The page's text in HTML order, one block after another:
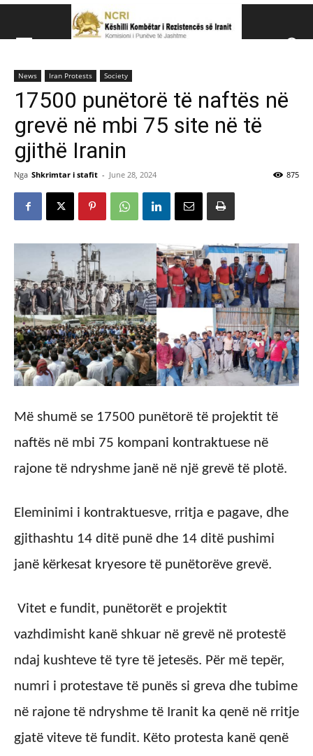
Këshillit Kombëtar të Rezistencës së Iranit (NCRI)
News Iran Protests Society
17500 punëtorë të naftës në
grevë në mbi 75 site në të
gjithë Iranin
Nga Shkrimtar i stafit - June 28, 2024 875
Më shumë se 17500 punëtorë të projektit të
naftës në mbi 75 kompani kontraktuese në
rajone të ndryshme janë në një grevë të plotë.
Eleminimi i kontraktuesve, rritja e pagave, dhe
gjithashtu 14 ditë punë dhe 14 ditë pushimi
janë kërkesat kryesore të punëtorëve grevë.
Vitet e fundit, punëtorët e projektit
vazhdimisht kanë shkuar në grevë në protestë
ndaj kushteve të tyre të jetesës. Për më tepër,
numri i protestave të punës si greva dhe tubime
në rajone të ndryshme të Iranit ka qenë në rritje
gjatë viteve të fundit. Këto protesta kanë qenë